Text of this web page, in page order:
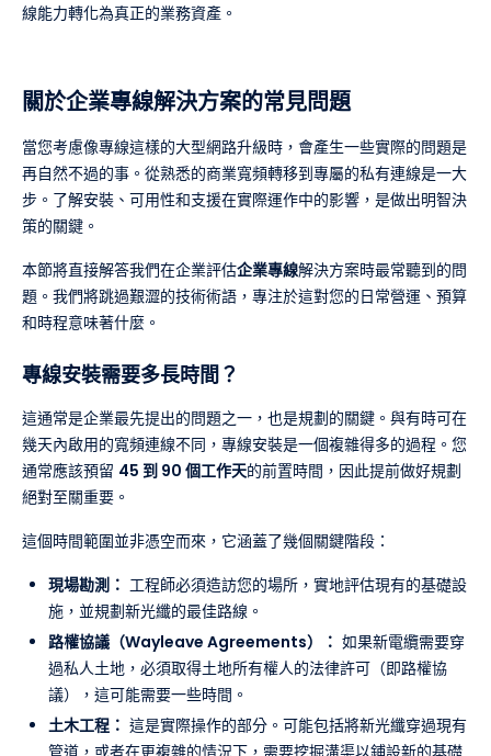
線能力轉化為真正的業務資產。
關於企業專線解決方案的常見問題
當您考慮像專線這樣的大型網路升級時，會產生一些實際的問題是
再自然不過的事。從熟悉的商業寬頻轉移到專屬的私有連線是一大
步。了解安裝、可用性和支援在實際運作中的影響，是做出明智決
策的關鍵。
本節將直接解答我們在企業評估企業專線解決方案時最常聽到的問
題。我們將跳過艱澀的技術術語，專注於這對您的日常營運、預算
和時程意味著什麼。
專線安裝需要多長時間？
這通常是企業最先提出的問題之一，也是規劃的關鍵。與有時可在
幾天內啟用的寬頻連線不同，專線安裝是一個複雜得多的過程。您
通常應該預留 45 到 90 個工作天的前置時間，因此提前做好規劃
絕對至關重要。
這個時間範圍並非憑空而來，它涵蓋了幾個關鍵階段：
現場勘測： 工程師必須造訪您的場所，實地評估現有的基礎設
施，並規劃新光纖的最佳路線。
路權協議（Wayleave Agreements）： 如果新電纜需要穿
過私人土地，必須取得土地所有權人的法律許可（即路權協
議），這可能需要一些時間。
土木工程： 這是實際操作的部分。可能包括將新光纖穿過現有